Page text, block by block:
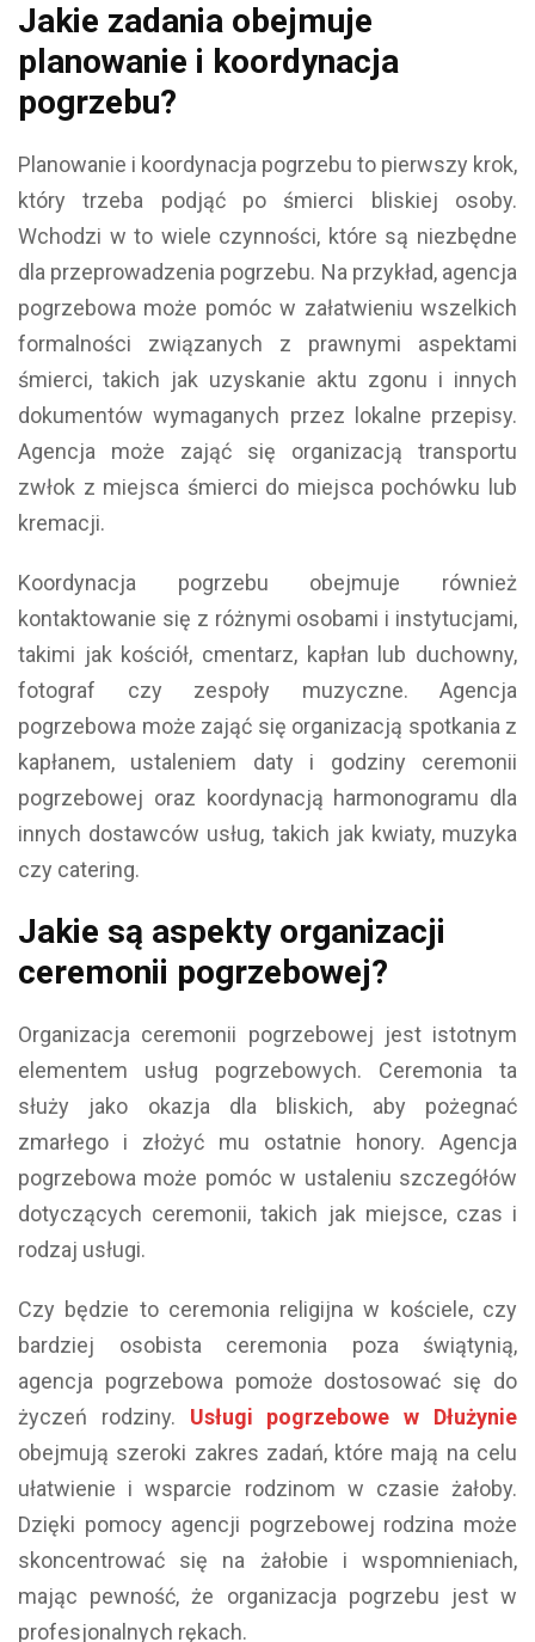
Jakie zadania obejmuje
planowanie i koordynacja
pogrzebu?
Planowanie i koordynacja pogrzebu to pierwszy krok,
który trzeba podjąć po śmierci bliskiej osoby.
Wchodzi w to wiele czynności, które są niezbędne
dla przeprowadzenia pogrzebu. Na przykład, agencja
pogrzebowa może pomóc w załatwieniu wszelkich
formalności związanych z prawnymi aspektami
śmierci, takich jak uzyskanie aktu zgonu i innych
dokumentów wymaganych przez lokalne przepisy.
Agencja może zająć się organizacją transportu
zwłok z miejsca śmierci do miejsca pochówku lub
kremacji.
Koordynacja pogrzebu obejmuje również
kontaktowanie się z różnymi osobami i instytucjami,
takimi jak kościół, cmentarz, kapłan lub duchowny,
fotograf czy zespoły muzyczne. Agencja
pogrzebowa może zająć się organizacją spotkania z
kapłanem, ustaleniem daty i godziny ceremonii
pogrzebowej oraz koordynacją harmonogramu dla
innych dostawców usług, takich jak kwiaty, muzyka
czy catering.
Jakie są aspekty organizacji
ceremonii pogrzebowej?
Organizacja ceremonii pogrzebowej jest istotnym
elementem usług pogrzebowych. Ceremonia ta
służy jako okazja dla bliskich, aby pożegnać
zmarłego i złożyć mu ostatnie honory. Agencja
pogrzebowa może pomóc w ustaleniu szczegółów
dotyczących ceremonii, takich jak miejsce, czas i
rodzaj usługi.
Czy będzie to ceremonia religijna w kościele, czy
bardziej osobista ceremonia poza świątynią,
agencja pogrzebowa pomoże dostosować się do
życzeń rodziny. Usługi pogrzebowe w Dłużynie
obejmują szeroki zakres zadań, które mają na celu
ułatwienie i wsparcie rodzinom w czasie żałoby.
Dzięki pomocy agencji pogrzebowej rodzina może
skoncentrować się na żałobie i wspomnieniach,
mając pewność, że organizacja pogrzebu jest w
profesjonalnych rękach.